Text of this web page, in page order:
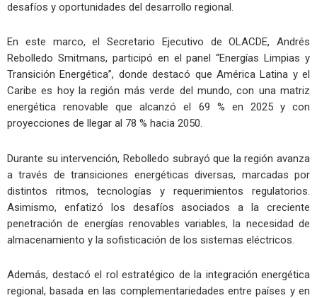
desafíos y oportunidades del desarrollo regional.
En este marco, el Secretario Ejecutivo de OLACDE, Andrés
Rebolledo Smitmans, participó en el panel “Energías Limpias y
Transición Energética”, donde destacó que América Latina y el
Caribe es hoy la región más verde del mundo, con una matriz
energética renovable que alcanzó el 69 % en 2025 y con
proyecciones de llegar al 78 % hacia 2050.
Durante su intervención, Rebolledo subrayó que la región avanza
a través de transiciones energéticas diversas, marcadas por
distintos ritmos, tecnologías y requerimientos regulatorios.
Asimismo, enfatizó los desafíos asociados a la creciente
penetración de energías renovables variables, la necesidad de
almacenamiento y la sofisticación de los sistemas eléctricos.
Además, destacó el rol estratégico de la integración energética
regional, basada en las complementariedades entre países y en